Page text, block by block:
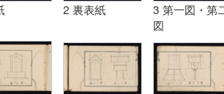
2 裏表紙
3 第一図・第
図